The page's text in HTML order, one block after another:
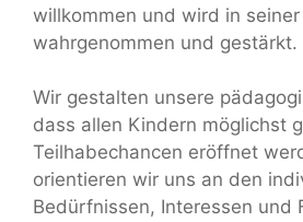
willkommen und wird in
wahrgenommen und gestärkt.
Wir gestalten unsere
dass allen Kindern möglichst
Teilhabechancen eröffnet
orientieren wir uns an den
Bedürfnissen, Interessen und